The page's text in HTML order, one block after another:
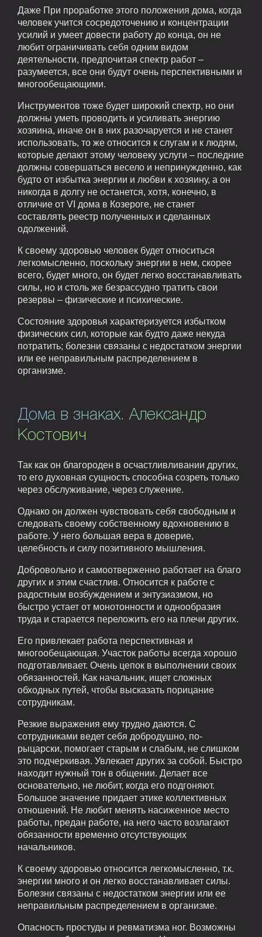
Даже При проработке этого положения дома, когда
человек учится сосредоточению и концентрации
усилий и умеет довести работу до конца, он не
любит ограничивать себя одним видом
деятельности, предпочитая спектр работ –
разумеется, все они будут очень перспективными и
многообещающими.
Инструментов тоже будет широкий спектр, но они
должны уметь проводить и усиливать энергию
хозяина, иначе он в них разочаруется и не станет
использовать, то же относится к слугам и к людям,
которые делают этому человеку услуги – последние
должны совершаться весело и непринужденно, как
будто от избытка энергии и любви к хозяину, а он
никогда в долгу не останется, хотя, конечно, в
отличие от VI дома в Козероге, не станет
составлять реестр полученных и сделанных
одолжений.
К своему здоровью человек будет относиться
легкомысленно, поскольку энергии в нем, скорее
всего, будет много, он будет легко восстанавливать
силы, но и столь же безрассудно тратить свои
резервы – физические и психические.
Состояние здоровья характеризуется избытком
физических сил, которые как будто даже некуда
потратить; болезни связаны с недостатком энергии
или ее неправильным распределением в
организме.
Дома в знаках. Александр
Костович
Так как он благороден в осчастливливании других,
то его духовная сущность способна созреть только
через обслуживание, через служение.
Однако он должен чувствовать себя свободным и
следовать своему собственному вдохновению в
работе. У него большая вера в доверие,
целебность и силу позитивного мышления.
Добровольно и самоотверженно работает на благо
других и этим счастлив. Относится к работе с
радостным возбуждением и энтузиазмом, но
быстро устает от монотонности и однообразия
труда и старается переложить его на плечи других.
Его привлекает работа перспективная и
многообещающая. Участок работы всегда хорошо
подготавливает. Очень цепок в выполнении своих
обязанностей. Как начальник, ищет сложных
обходных путей, чтобы высказать порицание
сотрудникам.
Резкие выражения ему трудно даются. С
сотрудниками ведет себя добродушно, по-
рыцарски, помогает старым и слабым, не слишком
это подчеркивая. Увлекает других за собой. Быстро
находит нужный тон в общении. Делает все
основательно, не любит, когда его подгоняют.
Большое значение придает этике коллективных
отношений. Не любит менять насиженное место
работы, предан работе, на него часто возлагают
обязанности временно отсутствующих
начальников.
К своему здоровью относится легкомысленно, т.к.
энергии много и он легко восстанавливает силы.
Болезни связаны с недостатком энергии или ее
неправильным распределением в организме.
Опасность простуды и ревматизма ног. Возможны